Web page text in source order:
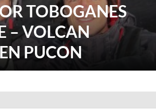
TOBOGANES
– VOLCAN
PUCON